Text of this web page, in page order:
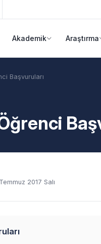
Akademik Araştırma
Başvuruları
2017 Salı